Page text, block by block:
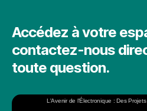
Accédez à votre
contactez-nous
toute question.
L'Avenir de l'Électronique : Des